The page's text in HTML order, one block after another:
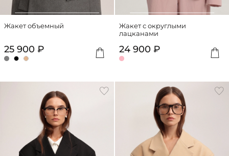
Жакет объемный
25 900 ₽
Жакет с округлыми
лацканами
24 900 ₽